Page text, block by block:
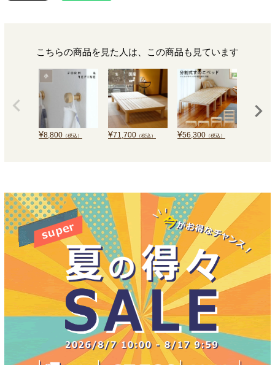
こちらの商品を見た人は、この商品も見ています
¥8,800 （税込） ¥71,700 （税込） ¥56,300 （税込）